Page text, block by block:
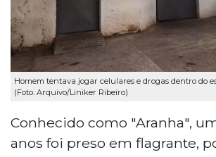
Homem tentava jogar celulares e drogas dentro do
(Foto: Arquivo/Liniker Ribeiro)
Conhecido como "Aranha",
anos foi preso em flagrante,